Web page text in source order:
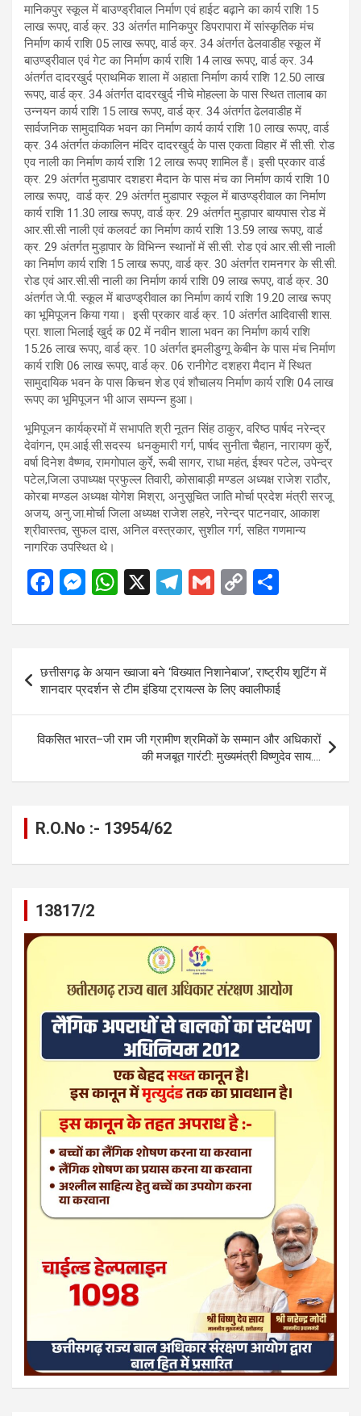
मानिकपुर स्कूल में बाउण्ड्रीवाल निर्माण एवं हाईट बढ़ाने का कार्य राशि 15
लाख रूपए, वार्ड क्र. 33 अंतर्गत मानिकपुर डिपरापारा में सांस्कृतिक मंच
निर्माण कार्य राशि 05 लाख रूपए, वार्ड क्र. 34 अंतर्गत ढेलवाडीह स्कूल में
बाउण्ड्रीवाल एवं गेट का निर्माण कार्य राशि 14 लाख रूपए, वार्ड क्र. 34
अंतर्गत दादरखुर्द प्राथमिक शाला में अहाता निर्माण कार्य राशि 12.50 लाख
रूपए, वार्ड क्र. 34 अंतर्गत दादरखुर्द नीचे मोहल्ला के पास स्थित तालाब का
उन्नयन कार्य राशि 15 लाख रूपए, वार्ड क्र. 34 अंतर्गत ढेलवाडीह में
सार्वजनिक सामुदायिक भवन का निर्माण कार्य कार्य राशि 10 लाख रूपए, वार्ड
क्र. 34 अंतर्गत कंकालिन मंदिर दादरखुर्द के पास एकता विहार में सी.सी. रोड
एव नाली का निर्माण कार्य राशि 12 लाख रूपए शामिल हैं। इसी प्रकार वार्ड
क्र. 29 अंतर्गत मुडापार दशहरा मैदान के पास मंच का निर्माण कार्य राशि 10
लाख रूपए, वार्ड क्र. 29 अंतर्गत मुडापार स्कूल में बाउण्ड्रीवाल का निर्माण
कार्य राशि 11.30 लाख रूपए, वार्ड क्र. 29 अंतर्गत मुड़ापार बायपास रोड में
आर.सी.सी नाली एवं कलवर्ट का निर्माण कार्य राशि 13.59 लाख रूपए, वार्ड
क्र. 29 अंतर्गत मुड़ापार के विभिन्न स्थानों में सी.सी. रोड एवं आर.सी.सी नाली
का निर्माण कार्य राशि 15 लाख रूपए, वार्ड क्र. 30 अंतर्गत रामनगर के सी.सी.
रोड एवं आर.सी.सी नाली का निर्माण कार्य राशि 09 लाख रूपए, वार्ड क्र. 30
अंतर्गत जे.पी. स्कूल में बाउण्ड्रीवाल का निर्माण कार्य राशि 19.20 लाख रूपए
का भूमिपूजन किया गया। इसी प्रकार वार्ड क्र. 10 अंतर्गत आदिवासी शास.
प्रा. शाला भिलाई खुर्द क 02 में नवीन शाला भवन का निर्माण कार्य राशि
15.26 लाख रूपए, वार्ड क्र. 10 अंतर्गत इमलीडुग्गू केबीन के पास मंच निर्माण
कार्य राशि 06 लाख रूपए, वार्ड क्र. 06 रानीगेट दशहरा मैदान में स्थित
सामुदायिक भवन के पास किचन शेड एवं शौचालय निर्माण कार्य राशि 04 लाख
रूपए का भूमिपूजन भी आज सम्पन्न हुआ।
भूमिपूजन कार्यक्रमों में सभापति श्री नूतन सिंह ठाकुर, वरिष्ठ पार्षद नरेन्द्र
देवांगन, एम.आई.सी.सदस्य धनकुमारी गर्ग, पार्षद सुनीता चैहान, नारायण कुर्रे,
वर्षा दिनेश वैष्णव, रामगोपाल कुर्रे, रूबी सागर, राधा महंत, ईश्वर पटेल, उपेन्द्र
पटेल,जिला उपाध्यक्ष प्रफुल्ल तिवारी, कोसाबाड़ी मण्डल अध्यक्ष राजेश राठौर,
कोरबा मण्डल अध्यक्ष योगेश मिश्रा, अनुसूचित जाति मोर्चा प्रदेश मंत्री सरजू
अजय, अनु.जा.मोर्चा जिला अध्यक्ष राजेश लहरे, नरेन्द्र पाटनवार, आकाश
श्रीवास्तव, सुफल दास, अनिल वस्त्रकार, सुशील गर्ग, सहित गणमान्य
नागरिक उपस्थित थे।
F
ce
b
o
o
k
M
se
n
g
er
W
at
A
p
p
X
T
e
gr
a
m
G
ail
C
py
Li
n
k
ar
e
navigation
छत्तीसगढ़ के अयान ख्वाजा बने ‘विख्यात निशानेबाज’, राष्ट्रीय शूटिंग में
शानदार प्रदर्शन से टीम इंडिया ट्रायल्स के लिए क्वालीफाई
विकसित भारत–जी राम जी ग्रामीण श्रमिकों के सम्मान और अधिकारों
की मजबूत गारंटी: मुख्यमंत्री विष्णुदेव साय….
R.O.No :- 13954/62
13817/2